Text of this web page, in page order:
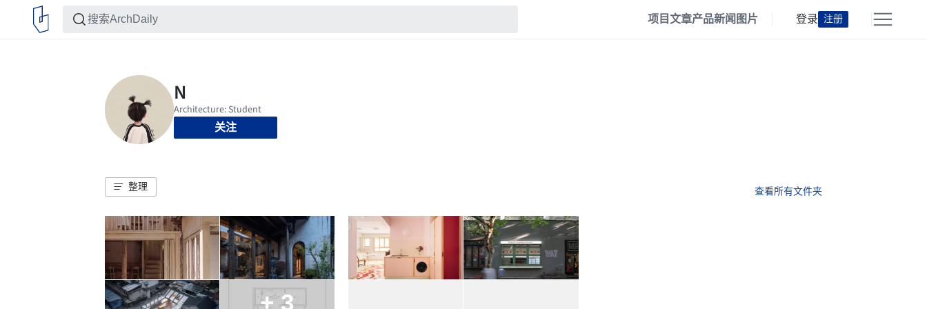
项目文章产品新闻 图片 登录 注册
关注
整理 查看所有文件夹
+ 3